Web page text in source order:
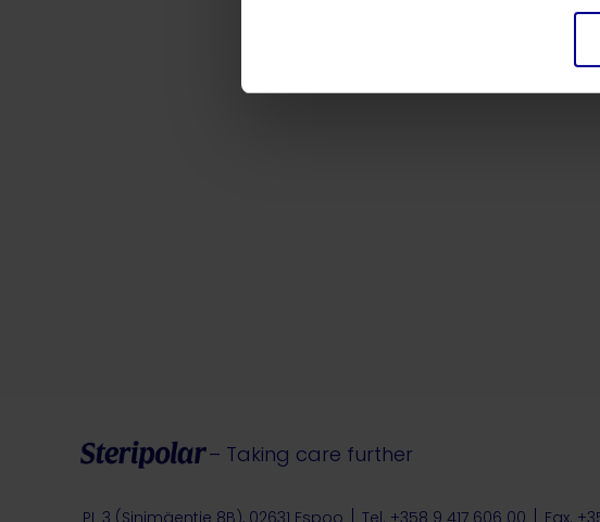
– Taking care further
PL 3 (Sinimäentie 8B), 02631 Espoo Tel. +358 9 417 606 00 Fax.